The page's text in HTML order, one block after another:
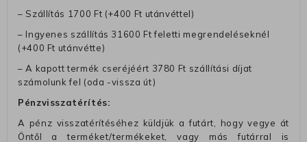
– Szállítás 1700 Ft (+400 Ft utánvéttel)
– Ingyenes szállítás 31600 Ft feletti megrendeléseknél
(+400 Ft utánvétte)
– A kapott termék cseréjéért 3780 Ft szállítási díjat
számolunk fel (oda -vissza út)
Pénzvisszatérítés:
A pénz visszatérítéséhez küldjük a futárt, hogy vegye át
Öntől a terméket/termékeket, vagy más futárral is